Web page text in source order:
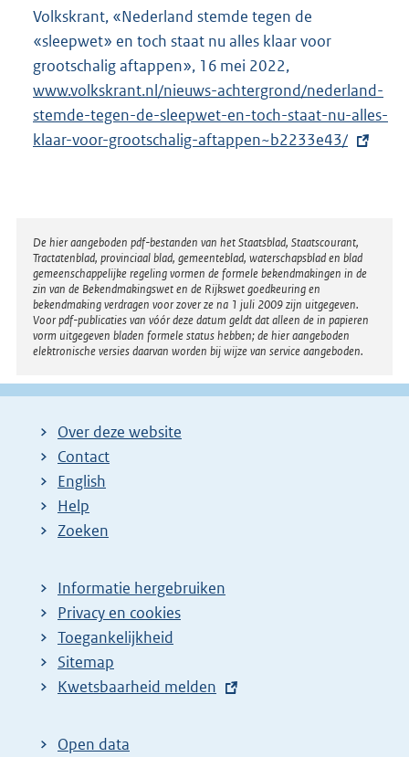
Volkskrant, «Nederland stemde tegen de
«sleepwet» en toch staat nu alles klaar voor
grootschalig aftappen», 16 mei 2022,
x
t
e
l
i
n
k
:
www.volkskrant.nl/nieuws-achtergrond/nederland-
stemde-tegen-de-sleepwet-en-toch-staat-nu-alles-
klaar-voor-grootschalig-aftappen~b2233e43/
Disclaimer
De hier aangeboden pdf-bestanden van het Staatsblad, Staatscourant,
Tractatenblad, provinciaal blad, gemeenteblad, waterschapsblad en blad
gemeenschappelijke regeling vormen de formele bekendmakingen in de
zin van de Bekendmakingswet en de Rijkswet goedkeuring en
bekendmaking verdragen voor zover ze na 1 juli 2009 zijn uitgegeven.
Voor pdf-publicaties van vóór deze datum geldt dat alleen de in papieren
vorm uitgegeven bladen formele status hebben; de hier aangeboden
elektronische versies daarvan worden bij wijze van service aangeboden.
Over deze website
Contact
English
Help
Zoeken
Informatie hergebruiken
Privacy en cookies
Toegankelijkheid
Sitemap
E
t
Kwetsbaarheid melden
Open data